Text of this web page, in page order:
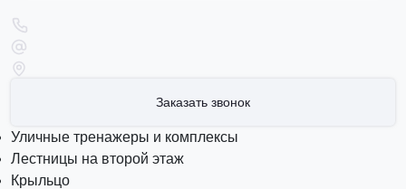
Заказать звонок
Уличные тренажеры и комплексы
Лестницы на второй этаж
Крыльцо